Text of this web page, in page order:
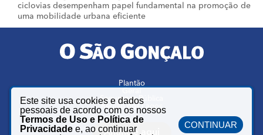
ciclovias desempenham papel fundamental na promoção de
uma mobilidade urbana eficiente
Este site usa cookies e dados
pessoais de acordo com os nossos
Termos de Uso e Política de
Privacidade e, ao continuar
CONTINUAR
Plantão
Segurança Pública
Região dos Lagos
Anuncie aqui